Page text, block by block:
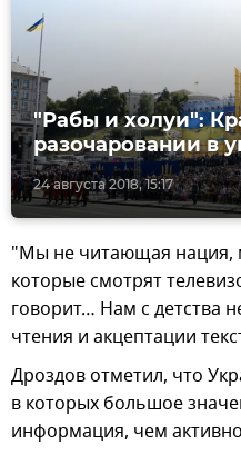
24 августа 2018, 15:17
"Рабы и холуи":
разочаровании в
"Мы не читающая нация,
которые смотрят
говорит… Нам с детства
чтения и акцептации
Дроздов отметил, что
в которых большое
информация, чем